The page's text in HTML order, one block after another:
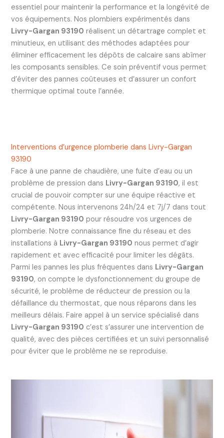
essentiel pour maintenir la performance et la longévité de
vos équipements. Nos plombiers expérimentés dans
Livry-Gargan 93190 réalisent un détartrage complet et
minutieux, en utilisant des méthodes adaptées pour
éliminer efficacement les dépôts de calcaire sans abîmer
les composants sensibles. Ce soin préventif vous permet
d’éviter des pannes coûteuses et d’assurer un confort
thermique optimal toute l’année.
Interventions d’urgence plomberie dans Livry-Gargan
93190
Face à une panne de chaudière, une fuite d’eau ou un
problème de pression dans Livry-Gargan 93190, il est
crucial de pouvoir compter sur une équipe réactive et
compétente. Nous intervenons 24h/24 et 7j/7 dans tout
Livry-Gargan 93190 pour résoudre vos urgences de
plomberie. Notre connaissance fine du réseau et des
installations à Livry-Gargan 93190 nous permet d’agir
rapidement et avec efficacité pour limiter les dégâts.
Parmi les pannes les plus fréquentes dans Livry-Gargan
93190, on compte le dysfonctionnement du groupe de
sécurité, le problème de réducteur de pression ou la
défaillance du thermostat, que nous réparons dans les
meilleurs délais. Faire appel à un service spécialisé dans
Livry-Gargan 93190 c’est s’assurer une intervention de
qualité, avec des pièces certifiées et un suivi personnalisé
pour éviter que le problème ne se reproduise.